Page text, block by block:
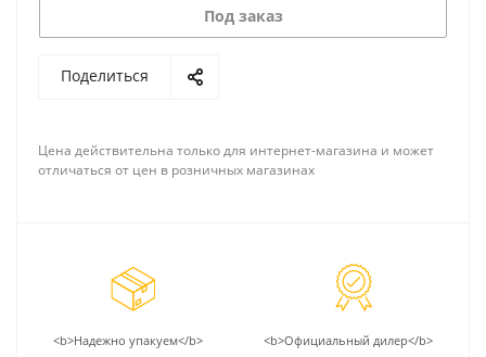
Под заказ
Поделиться
Цена действительна только для интернет-магазина и может
отличаться от цен в розничных магазинах
<b>Надежно упакуем</b> <b>Официальный дилер</b>